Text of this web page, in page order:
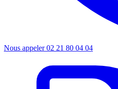
Nous appeler 02 21 80 04 04